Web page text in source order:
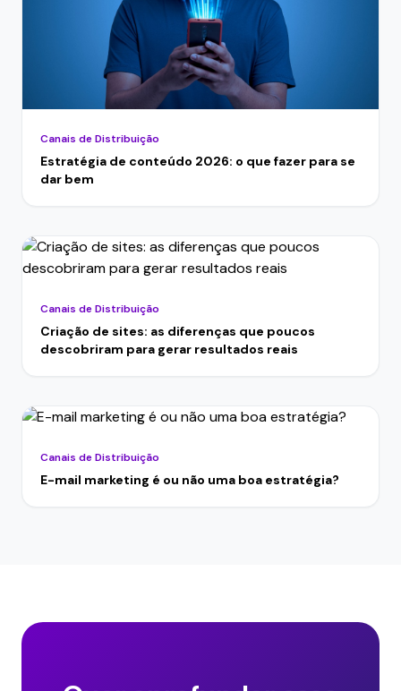
Canais de Distribuição
Estratégia de conteúdo 2026: o que fazer para se
dar bem
Canais de Distribuição
Criação de sites: as diferenças que poucos
descobriram para gerar resultados reais
Canais de Distribuição
E-mail marketing é ou não uma boa estratégia?